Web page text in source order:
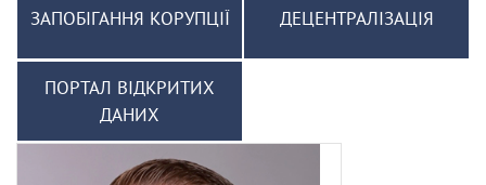
ЗАПОБІГАННЯ КОРУПЦІЇ ДЕЦЕНТРАЛІЗАЦІЯ
ПОРТАЛ ВІДКРИТИХ
ДАНИХ